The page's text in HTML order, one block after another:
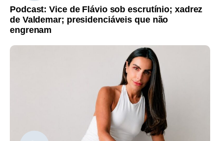
Podcast: Vice de Flávio sob escrutínio; xadrez
de Valdemar; presidenciáveis que não
engrenam